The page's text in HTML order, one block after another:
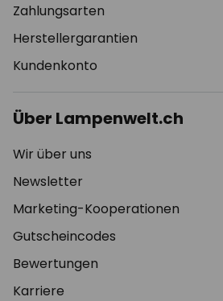
Zahlungsarten
Herstellergarantien
Kundenkonto
Über Lampenwelt.ch
Wir über uns
Newsletter
Marketing-Kooperationen
Gutscheincodes
Bewertungen
Karriere